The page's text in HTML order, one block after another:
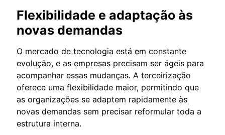
Flexibilidade e adaptação às
novas demandas
O mercado de tecnologia está em constante
evolução, e as empresas precisam ser ágeis para
acompanhar essas mudanças. A terceirização
oferece uma flexibilidade maior, permitindo que
as organizações se adaptem rapidamente às
novas demandas sem precisar reformular toda a
estrutura interna.